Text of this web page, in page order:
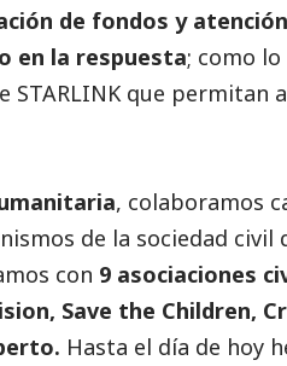
de fondos y
en la respuesta; como
STARLINK que permitan
, colaboramos
de la sociedad civil
con 9 asociaciones
Save the Children,
Hasta el día de hoy